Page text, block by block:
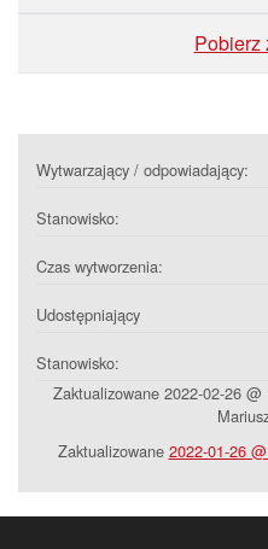
Pobierz
Wytwarzający / odpowiadający:
Stanowisko:
Czas wytworzenia:
Udostępniający
Stanowisko:
Zaktualizowane 2022-02-26
Zaktualizowane 2022-01-26